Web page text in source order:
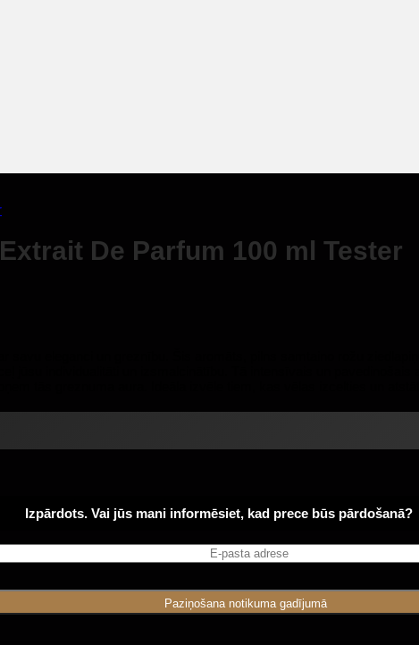
De Parfum 100 ml Tester
Izpārdots. Vai jūs mani informēsiet, kad prece būs pārdošanā?
Paziņošana notikuma gadījumā